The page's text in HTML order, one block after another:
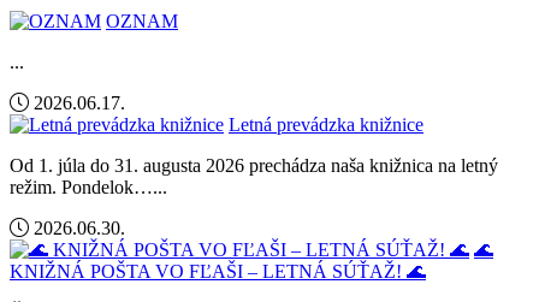
OZNAM
...
2026.06.17.
Letná prevádzka knižnice
Od 1. júla do 31. augusta 2026 prechádza naša knižnica na letný
režim. Pondelok…...
2026.06.30.
🌊
KNIŽNÁ POŠTA VO FĽAŠI – LETNÁ SÚŤAŽ! 🌊